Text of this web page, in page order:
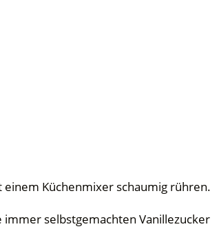
Küchenmixer schaumig rühren.
immer selbstgemachten Vanillezucker